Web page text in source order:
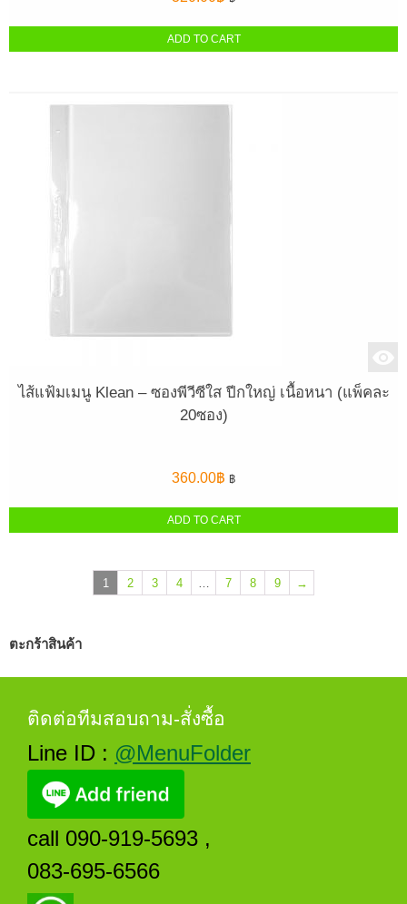
ADD TO CART
ไส้แฟ้มเมนู Klean – ซองพีวีซีใส ปีกใหญ่ เนื้อหนา (แพ็คละ
20ซอง)
360.00฿ ฿
ADD TO CART
1 2 3 4 7 8 9 →
ตะกร้าสินค้า
ติดต่อทีมสอบถาม-สั่งซื้อ
Line ID : @MenuFolder
call 090-919-5693 ,
083-695-6566